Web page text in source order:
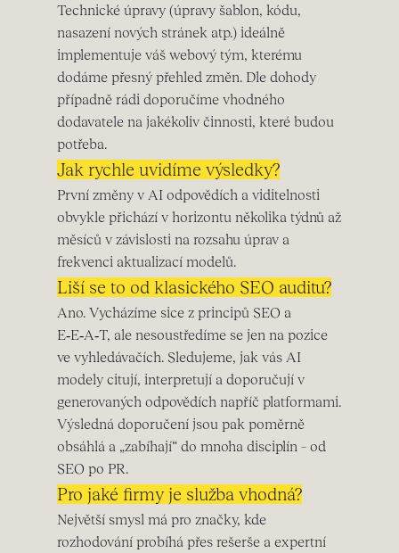
Technické úpravy (úpravy šablon, kódu,
nasazení nových stránek atp.) ideálně
implementuje váš webový tým, kterému
dodáme přesný přehled změn. Dle dohody
případně rádi doporučíme vhodného
dodavatele na jakékoliv činnosti, které budou
potřeba.
Jak rychle uvidíme výsledky?
První změny v AI odpovědích a viditelnosti
obvykle přichází v horizontu několika týdnů až
měsíců v závislosti na rozsahu úprav a
frekvenci aktualizací modelů.
Liší se to od klasického SEO auditu?
Ano. Vycházíme sice z principů SEO a
E‑E‑A‑T, ale nesoustředíme se jen na pozice
ve vyhledávačích. Sledujeme, jak vás AI
modely citují, interpretují a doporučují v
generovaných odpovědích napříč platformami.
Výsledná doporučení jsou pak poměrně
obsáhlá a „zabíhají“ do mnoha disciplín – od
SEO po PR.
Pro jaké firmy je služba vhodná?
Největší smysl má pro značky, kde
rozhodování probíhá přes rešerše a expertní